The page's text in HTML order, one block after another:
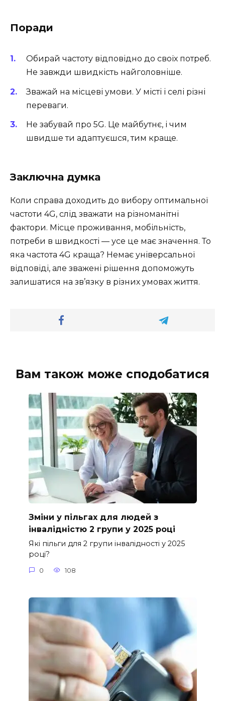
Поради
Обирай частоту відповідно до своїх потреб.
Не завжди швидкість найголовніше.
Зважай на місцеві умови. У місті і селі різні
переваги.
Не забувай про 5G. Це майбутнє, і чим
швидше ти адаптуєшся, тим краще.
Заключна думка
Коли справа доходить до вибору оптимальної
частоти 4G, слід зважати на різноманітні
фактори. Місце проживання, мобільність,
потреби в швидкості — усе це має значення. То
яка частота 4G краща? Немає універсальної
відповіді, але зважені рішення допоможуть
залишатися на зв’язку в різних умовах життя.
Вам також може сподобатися
Зміни у пільгах для людей з
інвалідністю 2 групи у 2025 році
Які пільги для 2 групи інвалідності у 2025
році?
0 108